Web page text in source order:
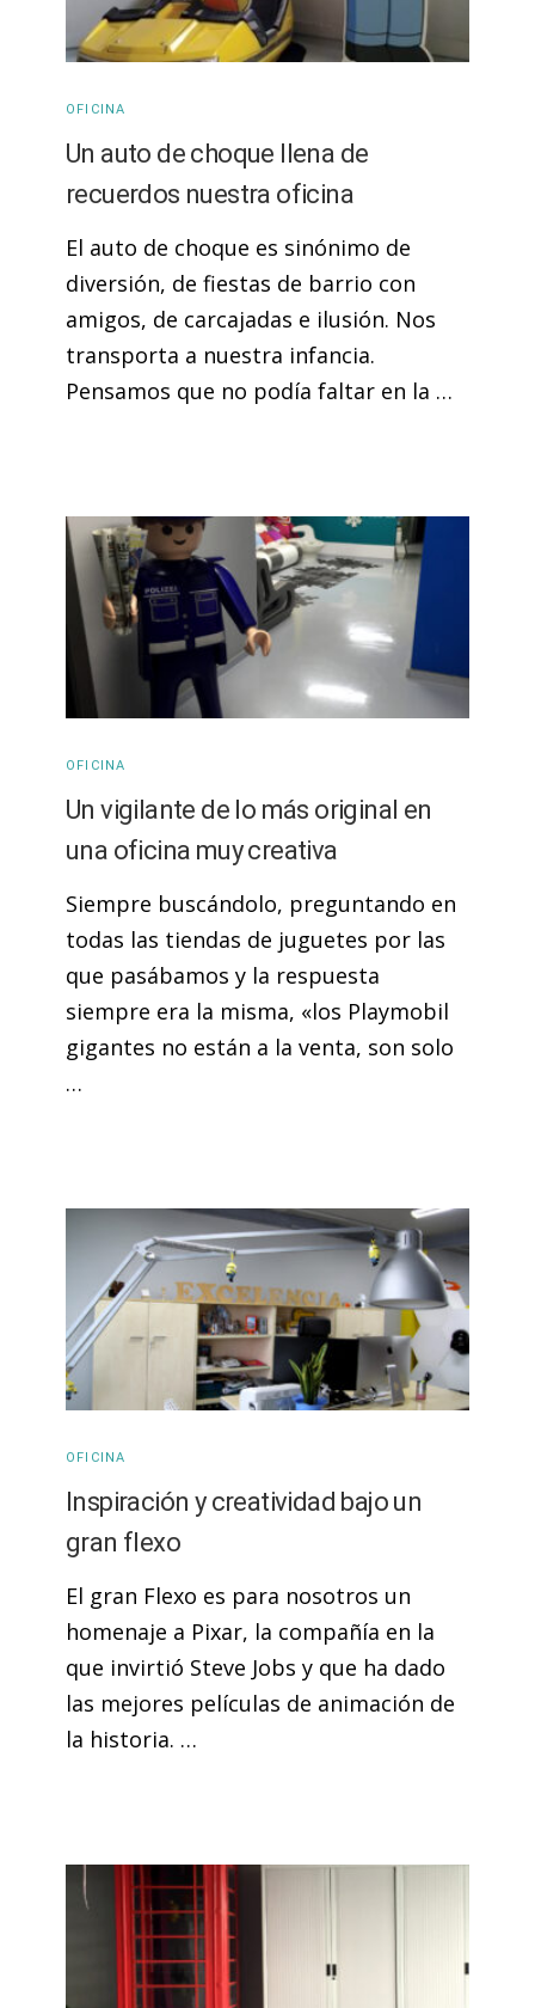
OFICINA
Un auto de choque llena de
recuerdos nuestra oficina
El auto de choque es sinónimo de
diversión, de fiestas de barrio con
amigos, de carcajadas e ilusión. Nos
transporta a nuestra infancia.
Pensamos que no podía faltar en la …
OFICINA
Un vigilante de lo más original en
una oficina muy creativa
Siempre buscándolo, preguntando en
todas las tiendas de juguetes por las
que pasábamos y la respuesta
siempre era la misma, «los Playmobil
gigantes no están a la venta, son solo
…
OFICINA
Inspiración y creatividad bajo un
gran flexo
El gran Flexo es para nosotros un
homenaje a Pixar, la compañía en la
que invirtió Steve Jobs y que ha dado
las mejores películas de animación de
la historia. …